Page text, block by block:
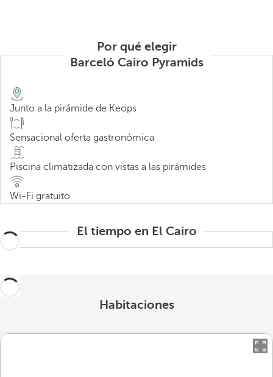
Por qué elegir
Barceló Cairo Pyramids
Junto a la pirámide de Keops
Sensacional oferta gastronómica
Piscina climatizada con vistas a las pirámides
Wi-Fi gratuito
El tiempo en El Cairo
Habitaciones